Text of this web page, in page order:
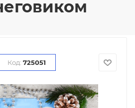
Код: 725051